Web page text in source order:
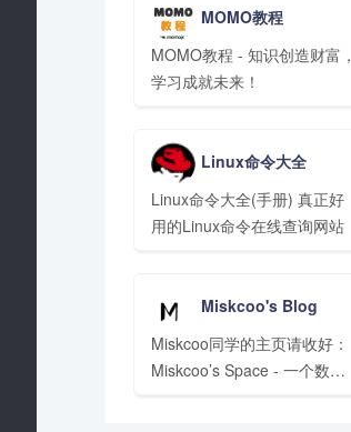
MOMO教程
MOMO教程 - 知识创造财富，
学习成就未来！
Linux命令大全
Linux命令大全(手册) 真正好
用的Linux命令在线查询网站
Miskcoo's Blog
Miskcoo同学的主页请收好：
Miskcoo’s Space - 一个数学